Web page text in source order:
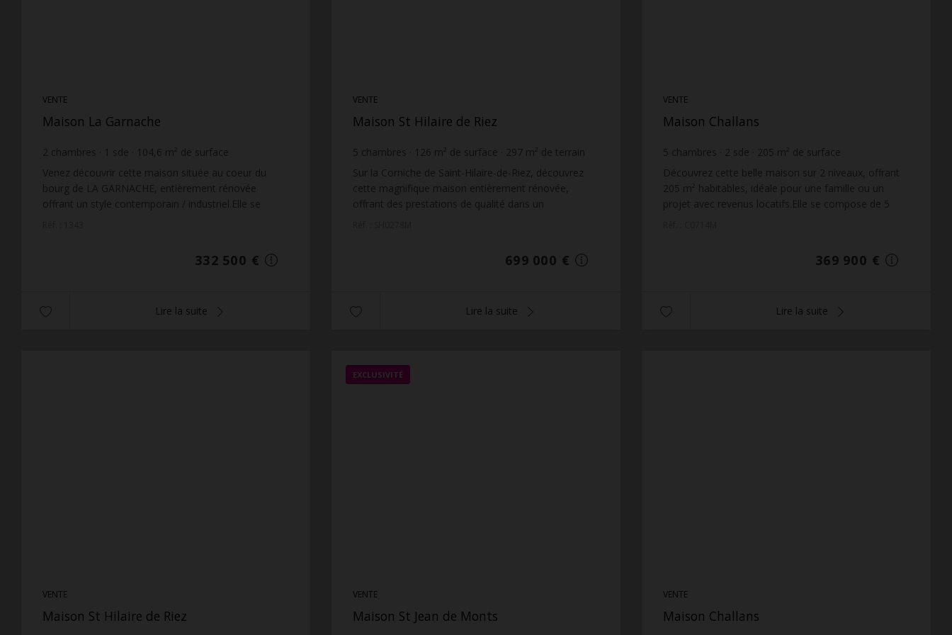
VENTE
Maison La Garnache
2 chambres 1 sde 104,6 m² de surface
198 m² de terrain 3 178,78 € prix / m²
Venez découvrir cette maison située au coeur du
bourg de LA GARNACHE, entièrement rénovée
offrant un style contemporain / industriel.Elle se
332 500 €
Lire la suite
VENTE
Maison St Hilaire de Riez
5 chambres 126 m² de surface 297 m² de terrain
5 547,62 €prix / m²
Sur la Corniche de Saint-Hilaire-de-Riez, découvrez
cette magnifique maison entièrement rénovée,
offrant des prestations de qualité dans un
699 000 €
Lire la suite
VENTE
Maison Challans
5 chambres 2 sde 205 m² de surface
589 m² de terrain 1 804,39 € prix / m²
Découvrez cette belle maison sur 2 niveaux, offrant
205 m² habitables, idéale pour une famille ou un
projet avec revenus locatifs.Elle se compose de 5
369 900 €
Lire la suite
VENTE
Maison St Hilaire de Riez
EXCLUSIVITÉ
VENTE
Maison St Jean de Monts
VENTE
Maison Challans